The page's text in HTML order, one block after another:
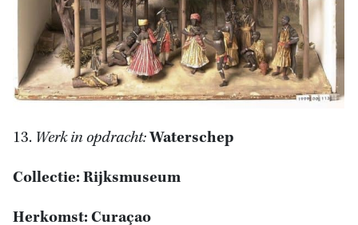
13. Werk in opdracht:Waterschep
Collectie: Rijksmuseum
Herkomst: Curaçao